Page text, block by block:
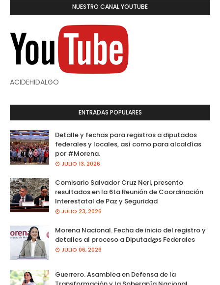
NUESTRO CANAL YOUTUBE
ACIDEHIDALGO
ENTRADAS POPULARES
Detalle y fechas para registros a diputados
federales y locales, así como para alcaldías
por #Morena.
JULIO 13, 2026
Comisario Salvador Cruz Neri, presento
resultados en la 6ta Reunión de Coordinación
Interestatal de Paz y Seguridad
JULIO 23, 2026
Morena Nacional. Fecha de inicio del registro y
detalles al proceso a Diputad@s Federales
JULIO 06, 2026
Guerrero. Asamblea en Defensa de la